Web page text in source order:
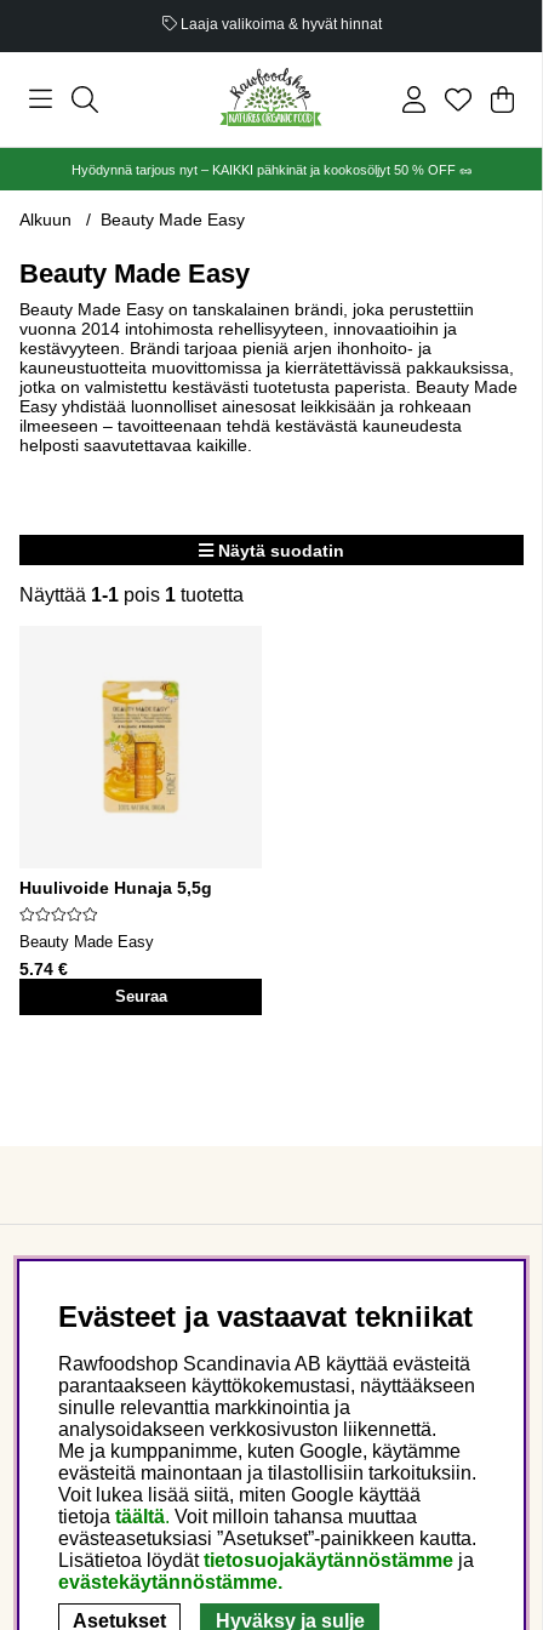
Laaja valikoima & hyvät hinnat
.
Hyödynnä tarjous nyt – KAIKKI pähkinät ja kookosöljyt 50 % OFF 🥜
Alkuun Beauty Made Easy
Beauty Made Easy
Beauty Made Easy on tanskalainen brändi, joka perustettiin
vuonna 2014 intohimosta rehellisyyteen, innovaatioihin ja
kestävyyteen. Brändi tarjoaa pieniä arjen ihonhoito- ja
kauneustuotteita muovittomissa ja kierrätettävissä pakkauksissa,
jotka on valmistettu kestävästi tuotetusta paperista. Beauty Made
Easy yhdistää luonnolliset ainesosat leikkisään ja rohkeaan
ilmeeseen – tavoitteenaan tehdä kestävästä kauneudesta
helposti saavutettavaa kaikille.
Näytä suodatin
Näyttää 1-1 pois 1 tuotetta
Huulivoide Hunaja 5,5g
Beauty Made Easy
5.74 €
Seuraa
Seuraa meitä
Tämä on Rawfoodshop
Finland
Evästeet ja vastaavat tekniikat
Rawfoodshop Scandinavia AB käyttää evästeitä
parantaakseen käyttökokemustasi, näyttääkseen
sinulle relevanttia markkinointia ja
analysoidakseen verkkosivuston liikennettä.
Me ja kumppanimme, kuten Google, käytämme
evästeitä mainontaan ja tilastollisiin tarkoituksiin.
Voit lukea lisää siitä, miten Google käyttää
tietoja täältä. Voit milloin tahansa muuttaa
evästeasetuksiasi ”Asetukset”-painikkeen kautta.
Lisätietoa löydättietosuojakäytännöstämme ja
evästekäytännöstämme.
Asetukset
Hyväksy ja sulje